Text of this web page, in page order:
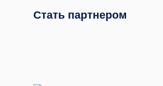
Стать партнером